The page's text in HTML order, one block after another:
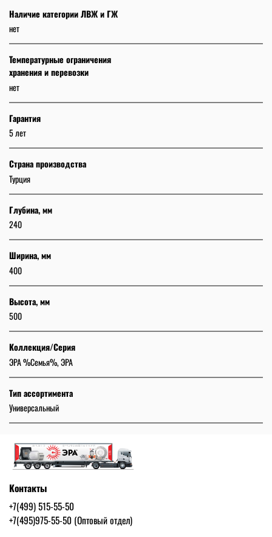
Наличие категории ЛВЖ и ГЖ
нет
Температурные ограничения
хранения и перевозки
нет
Гарантия
5 лет
Страна производства
Турция
Глубина, мм
240
Ширина, мм
400
Высота, мм
500
Коллекция/Серия
ЭРА %Семья%, ЭРА
Тип ассортимента
Универсальный
Контакты
+7(499) 515-55-50
+7(495)975-55-50 (Оптовый отдел)